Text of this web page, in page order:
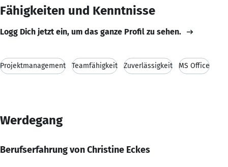
Fähigkeiten und Kenntnisse
Logg Dich jetzt ein, um das ganze Profil zu sehen.
Projektmanagement Teamfähigkeit Zuverlässigkeit MS Office
Werdegang
Berufserfahrung von Christine Eckes